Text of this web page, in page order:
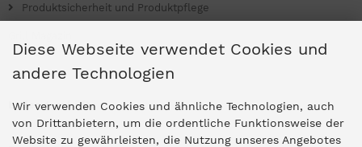
Produktsicherheit und Produktpflege
Ladengeschäfte
Diese Webseite verwendet Cookies und
andere Technologien
Wir verwenden Cookies und ähnliche Technologien, auch
von Drittanbietern, um die ordentliche Funktionsweise der
Website zu gewährleisten, die Nutzung unseres Angebotes